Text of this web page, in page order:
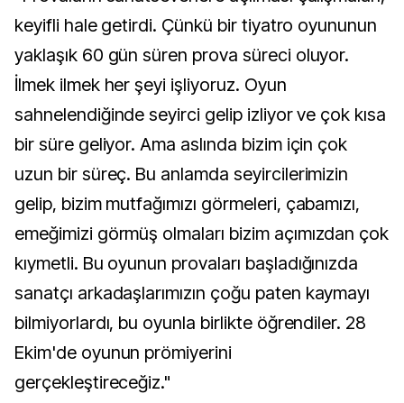
keyifli hale getirdi. Çünkü bir tiyatro oyununun
yaklaşık 60 gün süren prova süreci oluyor.
İlmek ilmek her şeyi işliyoruz. Oyun
sahnelendiğinde seyirci gelip izliyor ve çok kısa
bir süre geliyor. Ama aslında bizim için çok
uzun bir süreç. Bu anlamda seyircilerimizin
gelip, bizim mutfağımızı görmeleri, çabamızı,
emeğimizi görmüş olmaları bizim açımızdan çok
kıymetli. Bu oyunun provaları başladığınızda
sanatçı arkadaşlarımızın çoğu paten kaymayı
bilmiyorlardı, bu oyunla birlikte öğrendiler. 28
Ekim'de oyunun prömiyerini
gerçekleştireceğiz."